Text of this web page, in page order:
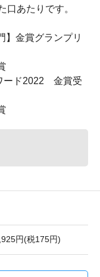
口あたりです。
】金賞グランプリ
ード2022 金賞受
円(税175円)